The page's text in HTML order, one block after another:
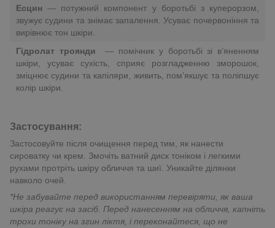
Есцин— потужний компонент у боротьбі з куперорзом,
звужує судини та знімає запалення. Усуває почервоніння та
вирівнює тон шкіри.
Гідролат троянди
— помічник у боротьбі зі в’яненням
шкіри, усуває сухість, сприяє розгладженню зморошок,
зміцнює судини та капіляри, живить, пом’якшує та поліпшує
колір шкіри.
Застосування:
Застосовуйте після очищення перед тим, як нанести
сироватку чи крем. Змочіть ватний диск тоніком і легкими
рухами протріть шкіру обличчя та шиї. Уникайте ділянки
навколо очей.
*Не забувайте перед використанням перевіряти, як ваша
шкіра реагує на засіб. Перед нанесенням на обличчя, капніть
трохи тоніку на згин ліктя, і переконайтеся, що не